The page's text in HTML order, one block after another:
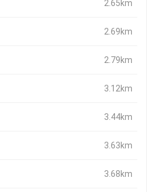
2.65km
2.69km
2.79km
3.12km
3.44km
3.63km
3.68km